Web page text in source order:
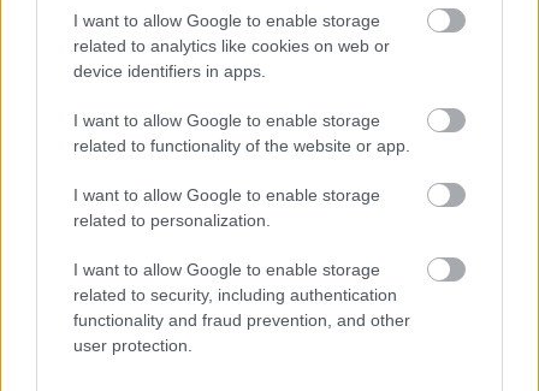
I want to allow Google to enable storage
related to analytics like cookies on web or
device identifiers in apps.
I want to allow Google to enable storage
related to functionality of the website or app.
I want to allow Google to enable storage
related to personalization.
I want to allow Google to enable storage
related to security, including authentication
functionality and fraud prevention, and other
user protection.